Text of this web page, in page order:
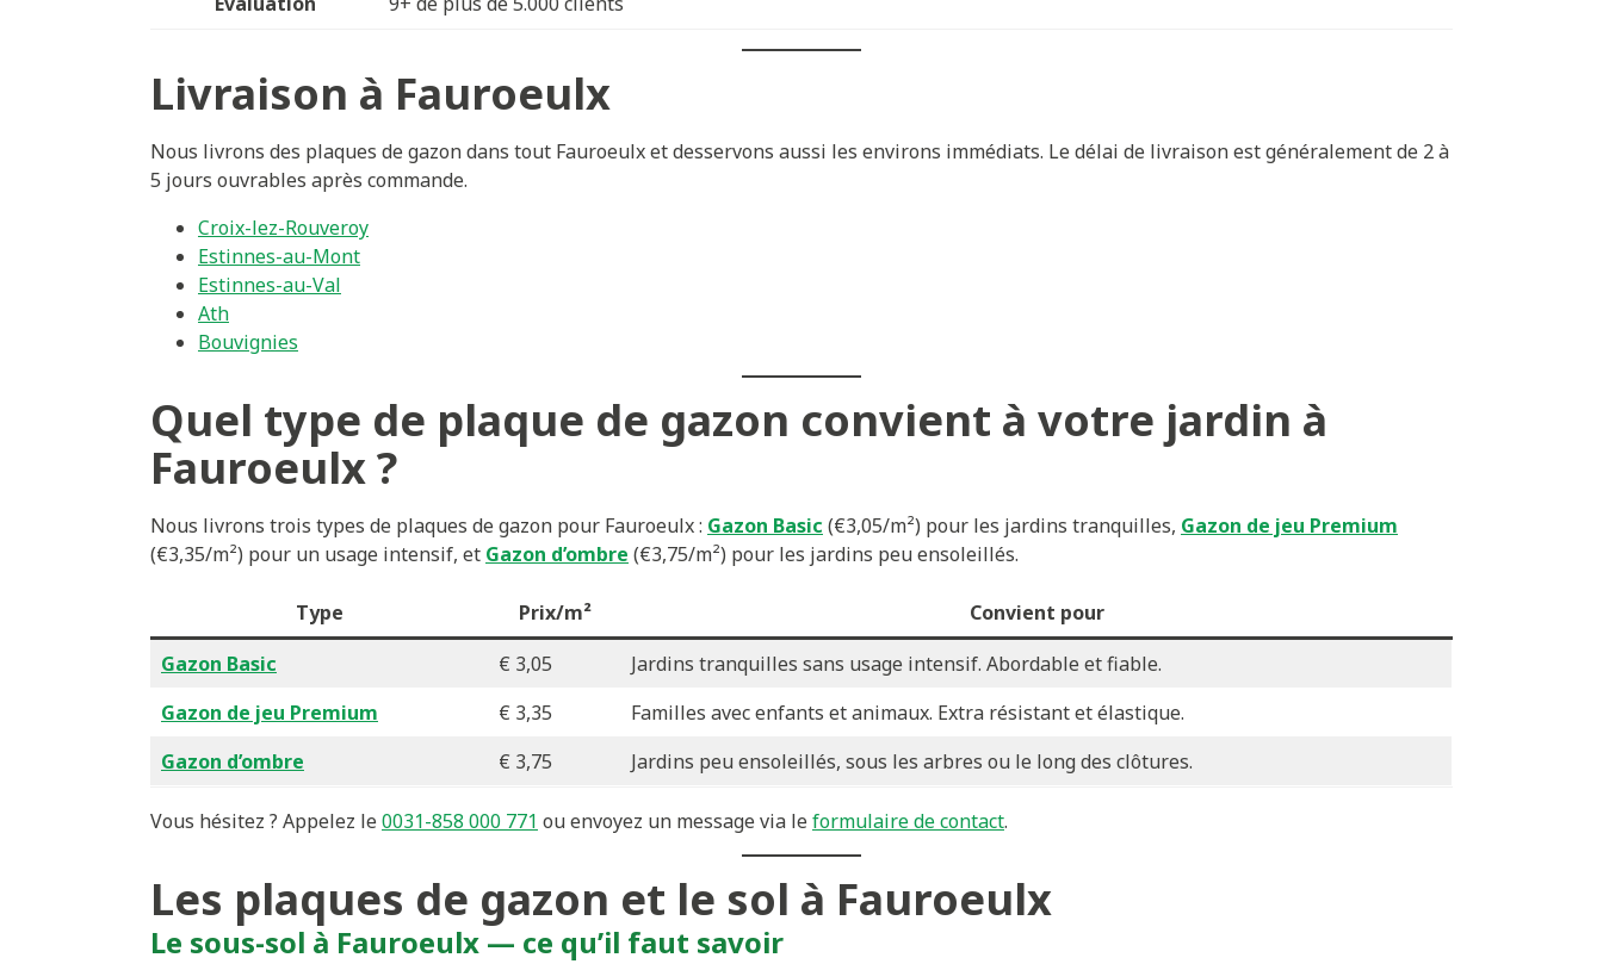
Livraison à Fauroeulx
Nous livrons des plaques de gazon dans tout Fauroeulx et desservons aussi les environs immédiats. Le délai de livraison est généralement de 2 à
5 jours ouvrables après commande.
Croix-lez-Rouveroy
Estinnes-au-Mont
Estinnes-au-Val
Ath
Bouvignies
Quel type de plaque de gazon convient à votre jardin à
Fauroeulx ?
Nous livrons trois types de plaques de gazon pour Fauroeulx : Gazon Basic (€3,05/m²) pour les jardins tranquilles, Gazon de jeu Premium
(€3,35/m²) pour un usage intensif, et Gazon d’ombre (€3,75/m²) pour les jardins peu ensoleillés.
Type Prix/m²
Convient pour
Gazon Basic
€ 3,05
Jardins tranquilles sans usage intensif. Abordable et fiable.
Gazon de jeu Premium
€ 3,35
Familles avec enfants et animaux. Extra résistant et élastique.
Gazon d’ombre
€ 3,75 Jardins peu ensoleillés, sous les arbres ou le long des clôtures.
Vous hésitez ? Appelez le0031-858 000 771 ou envoyez un message via leformulaire de contact.
Les plaques de gazon et le sol à Fauroeulx
Le sous-sol à Fauroeulx — ce qu’il faut savoir